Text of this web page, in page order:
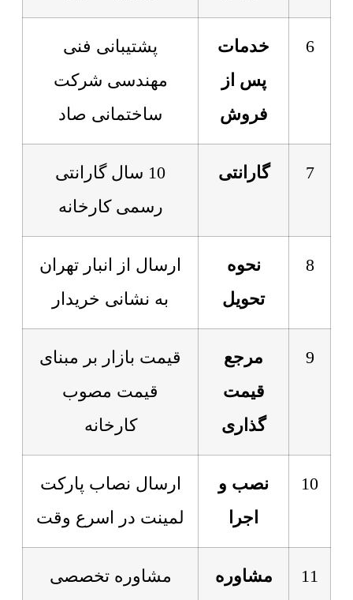
6
خدمات
پس از
فروش
پشتیبانی فنی
مهندسی شرکت
ساختمانی صاد
7 گارانتی
10 سال گارانتی
رسمی کارخانه
8
نحوه
تحویل
ارسال از انبار تهران
به نشانی خریدار
9
مرجع
قیمت
گذاری
قیمت بازار بر مبنای
قیمت مصوب
کارخانه
10
نصب و
اجرا
ارسال نصاب پارکت
لمینت در اسرع وقت
11
مشاوره
مشاوره تخصصی